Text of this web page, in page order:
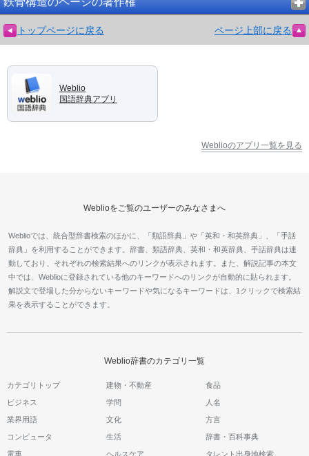
トップページに戻る ページ上部に戻る
Weblio
国語辞典アプリ
Weblioのアプリ一覧を見る
Weblioをご覧のユーザーのみなさまへ
Weblioでは、統合型辞書検索のほかに、「類語辞典」や「英和・和英辞典」、「手話
辞典」を利用することができます。辞書、類語辞典、英和・和英辞典、手話辞典は連
動しており、それぞれの検索結果へのリンクが表示されます。また、解説記事の本文
中では、Weblioに登録されている他のキーワードへのリンクが自動的に貼られます。
解説文で登場した分からないキーワードや気になるキーワードは、1クリックで検索結
果を表示することができます。
Weblio辞書のカテゴリ一覧
カテゴリトップ 建物・不動産 食品
ビジネス 学問 人名
業界用語 文化 方言
コンピュータ 生活 辞書・百科事典
電車 ヘルスケア タレント出身地検索